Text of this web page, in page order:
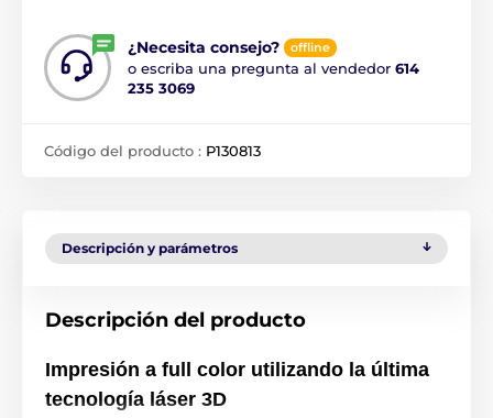
¿Necesita consejo? offline
o escriba una pregunta al vendedor 614
235 3069
Código del producto : P130813
Descripción y parámetros
Descripción del producto
Impresión a full color utilizando la última
tecnología láser 3D